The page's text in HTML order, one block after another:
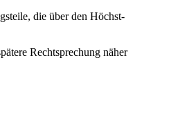
die über den Höchst-
Rechtsprechung näher